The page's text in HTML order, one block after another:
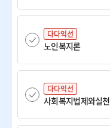
다다익선
노인복지론
다다익선
사회복지법제와실천